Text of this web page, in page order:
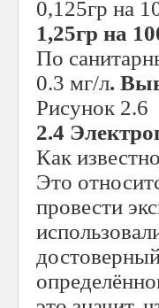
0,125гр на
1,25гр на
По
0.3 мг/л.
Рисунок 2.6
2.4
Как
Это
провести